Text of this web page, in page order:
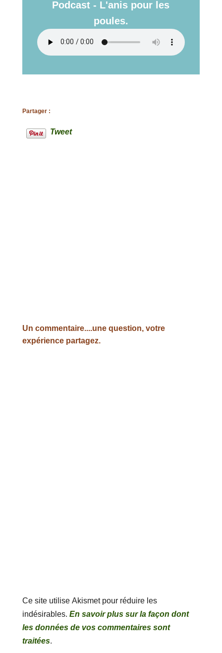
Podcast - L'anis pour les
poules.
Partager :
Tweet
Un commentaire....une question, votre
expérience partagez.
Ce site utilise Akismet pour réduire les
indésirables. En savoir plus sur la façon dont
les données de vos commentaires sont
traitées.